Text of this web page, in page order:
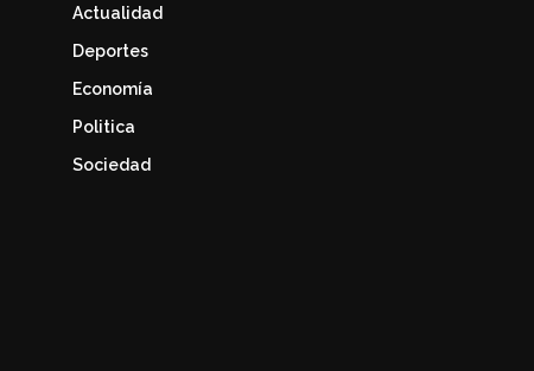
Actualidad
Deportes
Economía
Politica
Sociedad